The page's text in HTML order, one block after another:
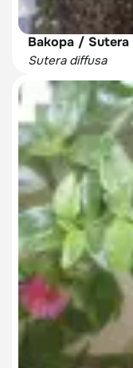
Bakopa / Sutera
Sutera diffusa